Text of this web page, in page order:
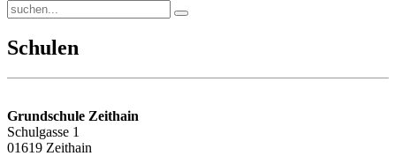
Schulen
Grundschule Zeithain
Schulgasse 1
01619 Zeithain